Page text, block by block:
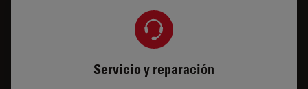
Servicio y reparación